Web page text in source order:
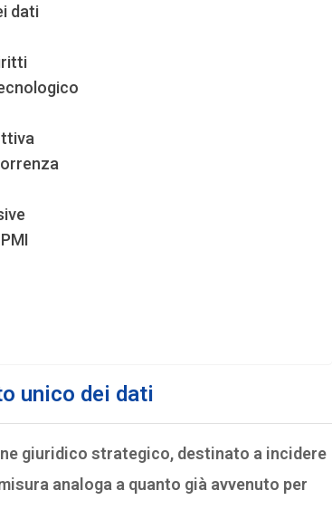
dati
unico dei dati
giuridico strategico, destinato a incidere
analoga a quanto già avvenuto per